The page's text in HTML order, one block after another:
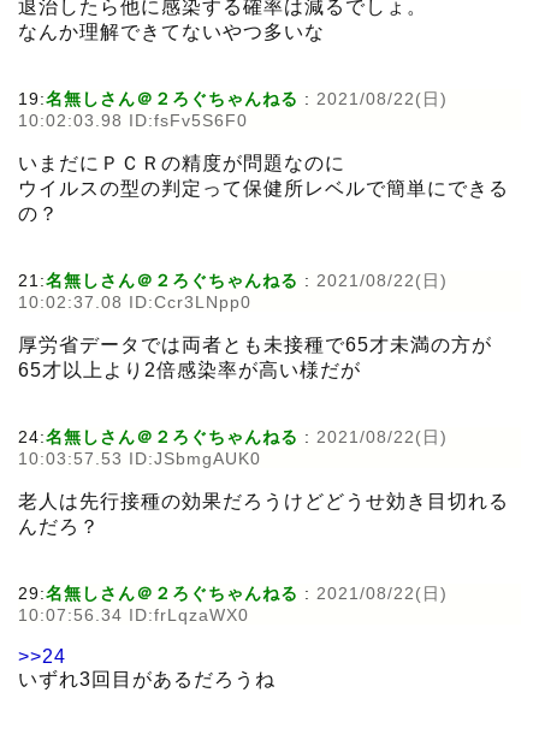
退治したら他に感染する確率は減るでしょ。
なんか理解できてないやつ多いな
19:名無しさん＠２ろぐちゃんねる : 2021/08/22(日)
10:02:03.98 ID:fsFv5S6F0
いまだにＰＣＲの精度が問題なのに
ウイルスの型の判定って保健所レベルで簡単にできる
の？
21:名無しさん＠２ろぐちゃんねる : 2021/08/22(日)
10:02:37.08 ID:Ccr3LNpp0
厚労省データでは両者とも未接種で65才未満の方が
65才以上より2倍感染率が高い様だが
24:名無しさん＠２ろぐちゃんねる : 2021/08/22(日)
10:03:57.53 ID:JSbmgAUK0
老人は先行接種の効果だろうけどどうせ効き目切れる
んだろ？
29:名無しさん＠２ろぐちゃんねる : 2021/08/22(日)
10:07:56.34 ID:frLqzaWX0
>>24
いずれ3回目があるだろうね